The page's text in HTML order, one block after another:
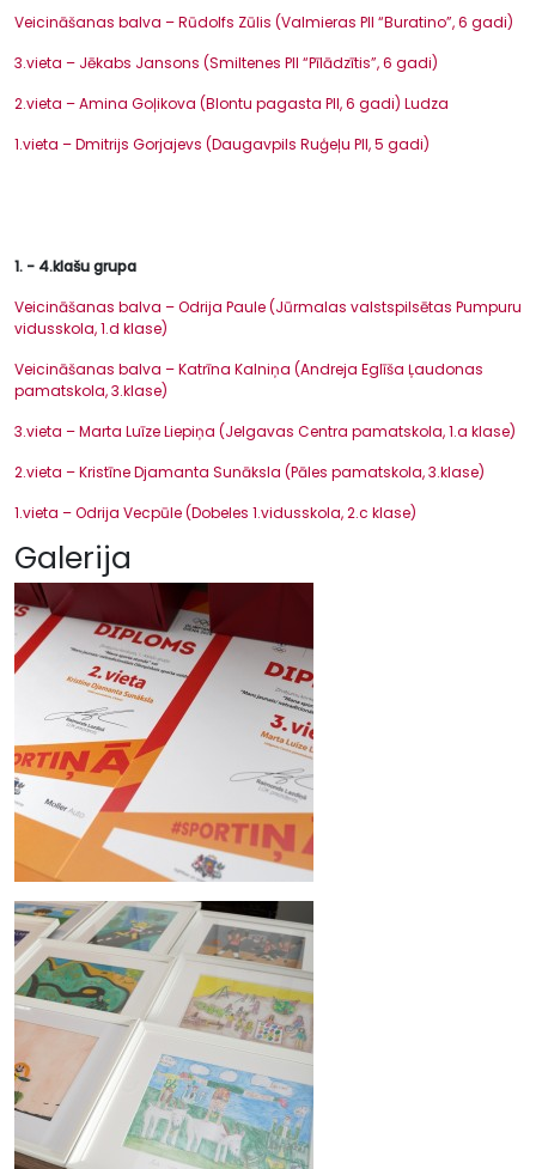
Veicināšanas balva – Rūdolfs Zūlis (Valmieras PII “Buratino”, 6 gadi)
3.vieta – Jēkabs Jansons (Smiltenes PII “Pīlādzītis”, 6 gadi)
2.vieta – Amina Goļikova (Blontu pagasta PII, 6 gadi) Ludza
1.vieta – Dmitrijs Gorjajevs (Daugavpils Ruģeļu PII, 5 gadi)
1. - 4.klašu grupa
Veicināšanas balva – Odrija Paule (Jūrmalas valstspilsētas Pumpuru
vidusskola, 1.d klase)
Veicināšanas balva – Katrīna Kalniņa (Andreja Eglīša Ļaudonas
pamatskola, 3.klase)
3.vieta – Marta Luīze Liepiņa (Jelgavas Centra pamatskola, 1.a klase)
2.vieta – Kristīne Djamanta Sunāksla (Pāles pamatskola, 3.klase)
1.vieta – Odrija Vecpūle (Dobeles 1.vidusskola, 2.c klase)
Galerija